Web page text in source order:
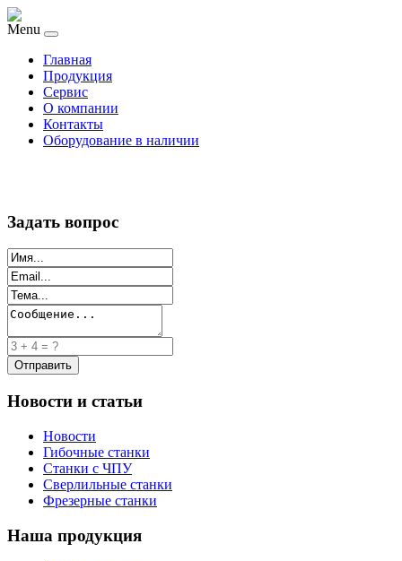
Menu
Главная
Продукция
Сервис
О компании
Контакты
Оборудование в наличии
Задать вопрос
Новости и статьи
Новости
Гибочные станки
Станки с ЧПУ
Сверлильные станки
Фрезерные станки
Наша продукция